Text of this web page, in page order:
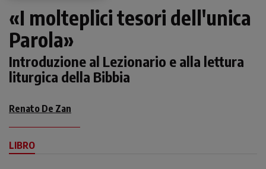
«I molteplici tesori dell'unica
Parola»
Introduzione al Lezionario e alla lettura
liturgica della Bibbia
Renato De Zan
LIBRO